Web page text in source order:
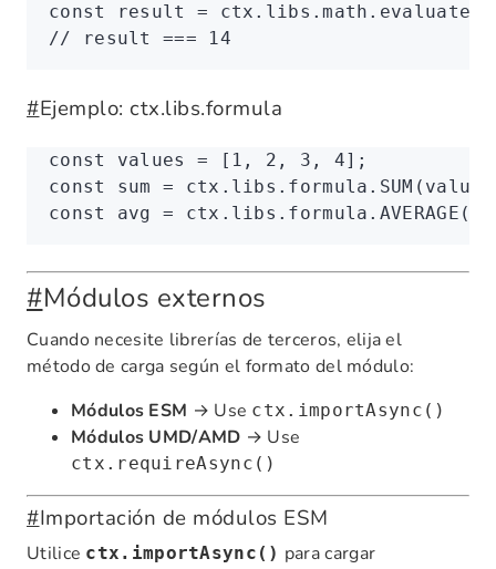
const result = ctx . libs .math .evaluate
// result === 14
#Ejemplo: ctx.libs.formula
const values = [ 1 , 2 , 3 , 4];
const
sum = ctx . libs . formula .SUM
const
avg = ctx . libs . formula .AVERAGE
#Módulos externos
Cuando necesite librerías de terceros, elija el
método de carga según el formato del módulo:
Módulos ESM → Use ctx.importAsync()
Módulos UMD/AMD → Use
ctx.requireAsync()
#Importación de módulos ESM
Utilice ctx.importAsync() para cargar